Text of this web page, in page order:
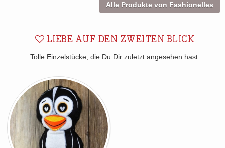
Alle Produkte von Fashionelles
LIEBE AUF DEN ZWEITEN BLICK
Tolle Einzelstücke, die Du Dir zuletzt angesehen hast: